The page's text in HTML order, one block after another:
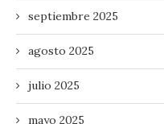
septiembre 2025
agosto 2025
julio 2025
mayo 2025